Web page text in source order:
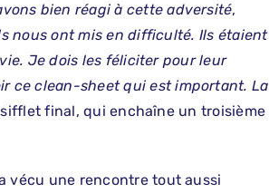
bien réagi à cette adversité,
nous ont mis en difficulté. Ils étaient
Je dois les féliciter pour leur
ce clean-sheet qui est important. La
final, qui enchaîne un troisième
vécu une rencontre tout aussi